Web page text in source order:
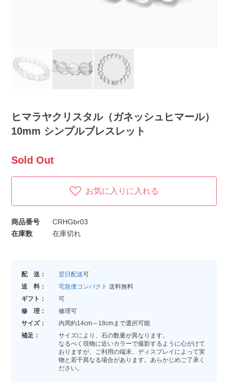
ヒマラヤクリスタル（ガネッシュヒマール）
10mm シンプルブレスレット
Sold Out
お気に入りに入れる
商品番号
CRHGbr03
在庫数
在庫切れ
配 送： 翌日配送可
送 料：
宅急便コンパクト 送料無料
ギフト：
可
修 理：
修理可
サイズ：
内周約14cm～18cmまで選択可能
補足：
サイズにより、石の数量が異なります。
なるべく現物に近いカラーで撮影するように心がけて
おりますが、ご利用の端末、ディスプレイによって実
物と若干異なる場合があります。あらかじめご了承く
ださい。